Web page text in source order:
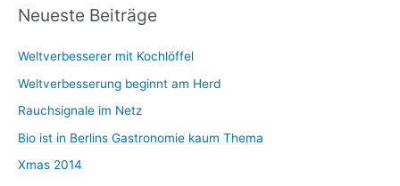
h
n
n
a
Neueste Beiträge
Weltverbesserer mit Kochlöffel
Weltverbesserung beginnt am Herd
Rauchsignale im Netz
Bio ist in Berlins Gastronomie kaum Thema
Xmas 2014